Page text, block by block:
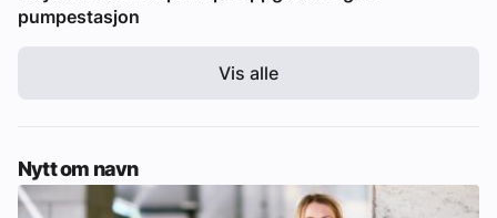
pumpestasjon
Vis alle
Nytt om navn